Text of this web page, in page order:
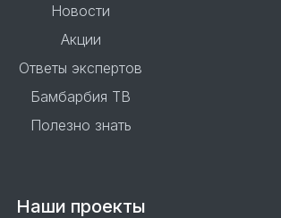
Новости
Акции
Ответы экспертов
Бамбарбия ТВ
Полезно знать
Наши проекты